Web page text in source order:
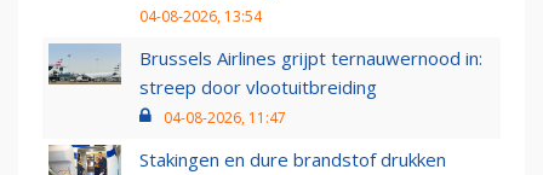
04-08-2026, 13:54
Brussels Airlines grijpt ternauwernood in:
streep door vlootuitbreiding
04-08-2026, 11:47
Stakingen en dure brandstof drukken